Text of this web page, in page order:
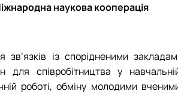
наукова кооперація
зв’язків із спорідненими
для співробітництва у
роботі, обміну молодими